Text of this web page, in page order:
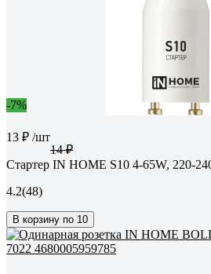
-7%
13 ₽ /шт
14 ₽
Стартер IN HOME S10 4-65W, 220-
4.2(48)
В корзину по 10